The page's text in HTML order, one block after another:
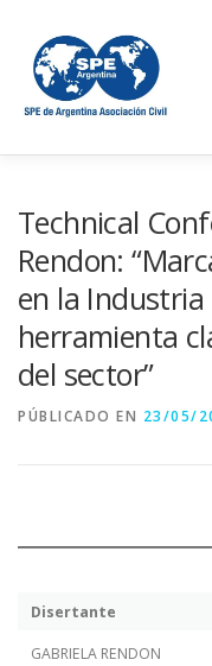
contenido
CONFERENCIAS
REVISTA CONTACTO
Technical
Rendon:
en la
herramienta
del sector”
PÚBLICADO EN 23/05/
Disertante
GABRIELA RENDON